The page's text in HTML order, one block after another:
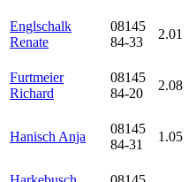
Englschalk
Renate
08145
84-33
2.01
Furtmeier
Richard
08145
84-20
2.08
Hanisch Anja
08145
84-31
1.05